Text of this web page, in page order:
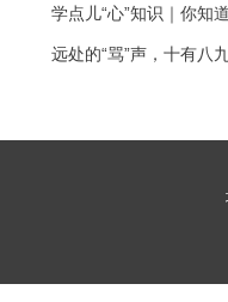
学点儿“心”知识｜你知
远处的“骂”声，十有八